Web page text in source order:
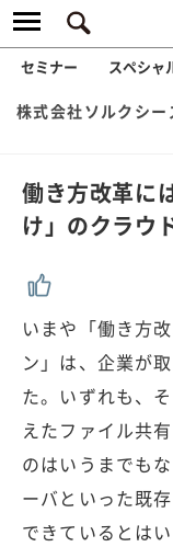
セミナー スペシャ
株式会社ソルクシ
働き方改革に
け」のクラウ
いまや「働き方
ン」は、企業が
た。いずれも、
えたファイル共
のはいうまでも
ーバといった既
できているとは